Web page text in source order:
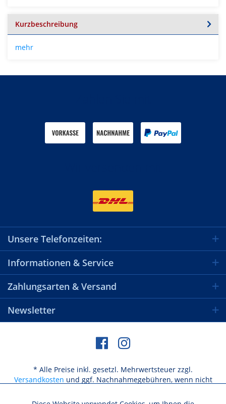
Kurzbeschreibung
mehr
Unsere Telefonzeiten:
Informationen & Service
Zahlungsarten & Versand
Newsletter
* Alle Preise inkl. gesetzl. Mehrwertsteuer zzgl.
Versandkosten und ggf. Nachnahmegebühren, wenn nicht